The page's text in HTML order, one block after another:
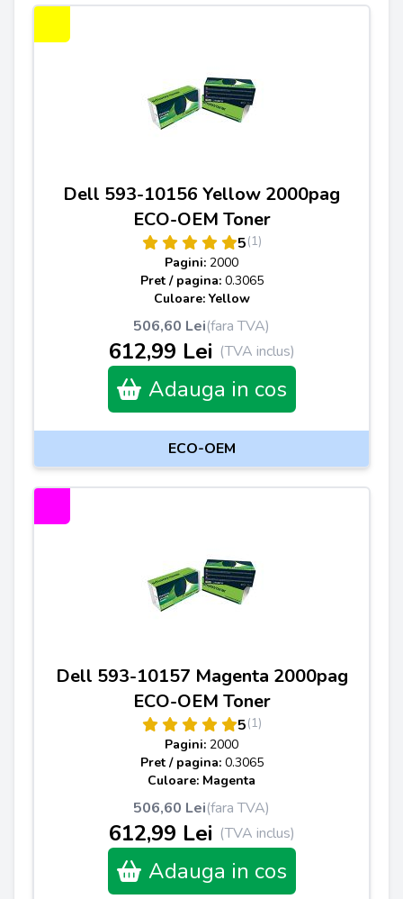
Dell 593-10156 Yellow 2000pag
ECO-OEM Toner
5(1)
Pagini: 2000
Pret / pagina: 0.3065
Culoare: Yellow
506,60 Lei(fara TVA)
612,99 Lei (TVA inclus)
Adauga in cos
ECO-OEM
Dell 593-10157 Magenta 2000pag
ECO-OEM Toner
5(1)
Pagini: 2000
Pret / pagina: 0.3065
Culoare: Magenta
506,60 Lei(fara TVA)
612,99 Lei (TVA inclus)
Adauga in cos